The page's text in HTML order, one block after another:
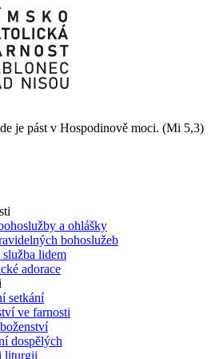
je pást v Hospodinově moci. (Mi 5,3)
a ohlášky
bohoslužeb
služba lidem
adorace
setkání
ve farnosti
dospělých
liturgii